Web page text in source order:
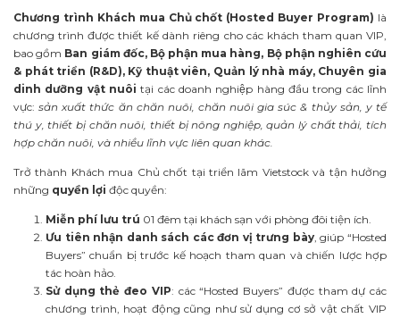
Chương trình Khách mua Chủ chốt (Hosted Buyer Program) là
chương trình được thiết kế dành riêng cho các khách tham quan VIP,
bao gồm Ban giám đốc, Bộ phận mua hàng, Bộ phận nghiên cứu
& phát triển (R&D), Kỹ thuật viên, Quản lý nhà máy, Chuyên gia
dinh dưỡng vật nuôi tại các doanh nghiệp hàng đầu trong các lĩnh
vực:sản xuất thức ăn chăn nuôi, chăn nuôi gia súc & thủy sản, y tế
thú y, thiết bị chăn nuôi, thiết bị nông nghiệp, quản lý chất thải, tích
hợp chăn nuôi, và nhiều lĩnh vực liên quan khác.
Trở thành Khách mua Chủ chốt tại triển lãm Vietstock và tận hưởng
những quyền lợi độc quyền:
Miễn phí lưu trú 01 đêm tại khách sạn với phòng đôi tiện ích.
Ưu tiên nhận danh sách các đơn vị trưng bày, giúp “Hosted
Buyers” chuẩn bị trước kế hoạch tham quan và chiến lược hợp
tác hoàn hảo.
Sử dụng thẻ đeo VIP: các “Hosted Buyers” được tham dự các
chương trình, hoạt động cũng như sử dụng cơ sở vật chất VIP